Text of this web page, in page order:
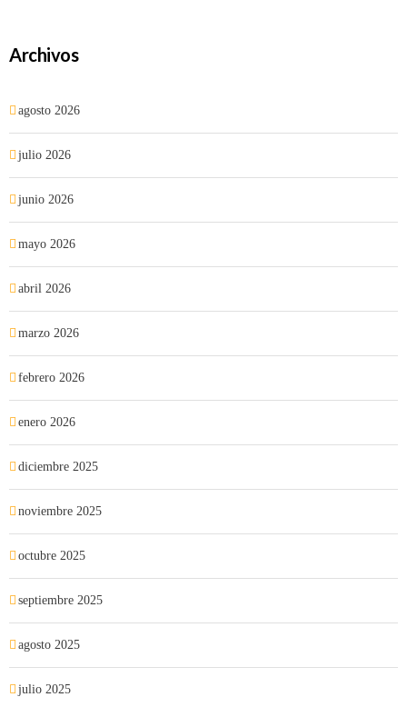
Archivos
agosto 2026
julio 2026
junio 2026
mayo 2026
abril 2026
marzo 2026
febrero 2026
enero 2026
diciembre 2025
noviembre 2025
octubre 2025
septiembre 2025
agosto 2025
julio 2025